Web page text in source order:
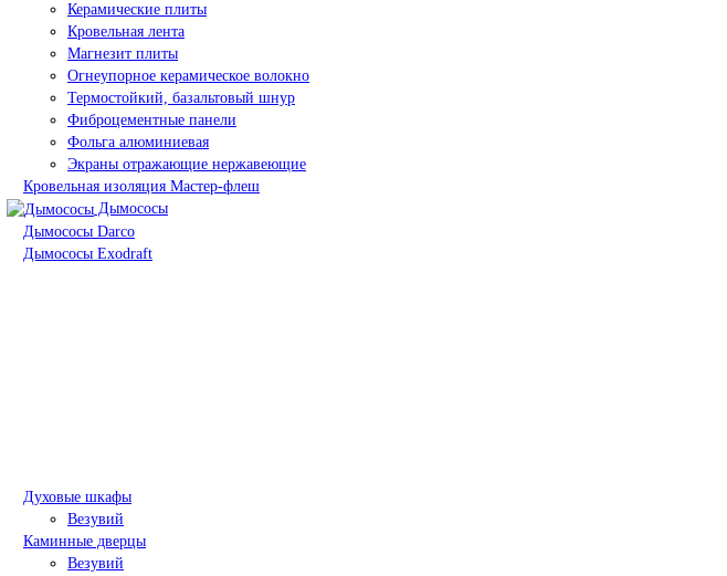
Керамические плиты
Кровельная лента
Магнезит плиты
Огнеупорное керамическое волокно
Термостойкий, базальтовый шнур
Фиброцементные панели
Фольга алюминиевая
Экраны отражающие нержавеющие
Кровельная изоляция Мастер-флеш
Дымососы
Дымососы Darco
Дымососы Exodraft
Духовые шкафы
Везувий
Каминные дверцы
Везувий